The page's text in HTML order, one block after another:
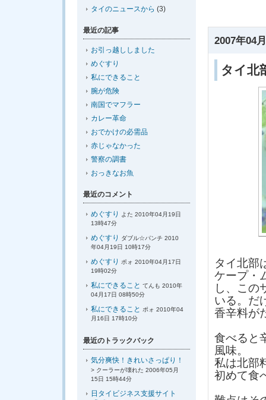
2007年04
タイ北
タイ北部
ケープ・
し、この
いる。だ
香辛料が
食べると
風味。
私は北部
初めて食
タイのニュースから (3)
最近の記事
お引っ越ししました
めぐすり
私にできること
腕が危険
南国でマフラー
カレー革命
おでかけの必需品
赤じゃなかった
警察の調書
おっきなお魚
最近のコメント
めぐすり よた 2010年04月19日
13時47分
めぐすり
ダブル☆パンチ 2010
年04月19日 10時17分
めぐすり
ポォ 2010年04月17日
19時02分
私にできること てんも 2010年
04月17日 08時50分
私にできること ポォ 2010年04
月16日 17時10分
最近のトラックバック
気分爽快！きれいさっぱり！
> クーラーが壊れた 2006年05月
15日 15時44分
日タイビジネス支援サイト